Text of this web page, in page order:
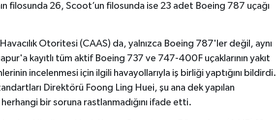
filosunda 26, Scoot’un filosunda ise 23 adet Boeing 787 uçağı
Otoritesi (CAAS) da, yalnızca Boeing 787'ler değil, aynı
kayıtlı tüm aktif Boeing 737 ve 747-400F uçaklarının yakıt
incelenmesi için ilgili havayollarıyla iş birliği yaptığını bildirdi.
Direktörü Foong Ling Huei, şu ana dek yapılan
bir soruna rastlanmadığını ifade etti.